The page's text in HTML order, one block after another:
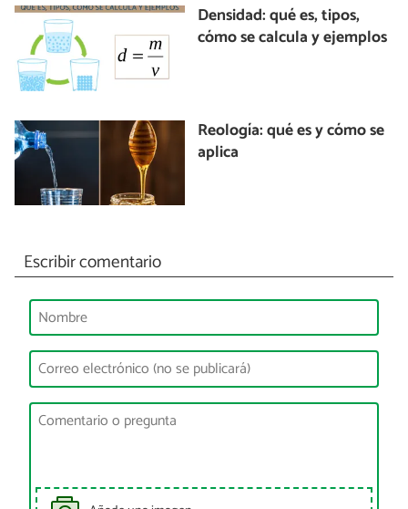
Densidad: qué es, tipos,
cómo se calcula y ejemplos
Reología: qué es y cómo se
aplica
Escribir comentario